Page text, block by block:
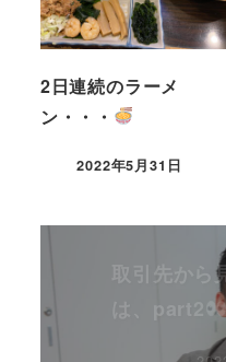
2日連続のラーメ
ン・・・
2022年5月31日
取引先か
は、part2